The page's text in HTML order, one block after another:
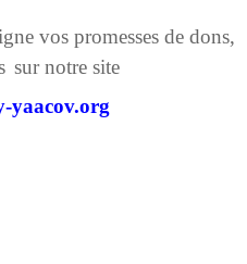
vos promesses de dons,
sur notre site
yaacov.org